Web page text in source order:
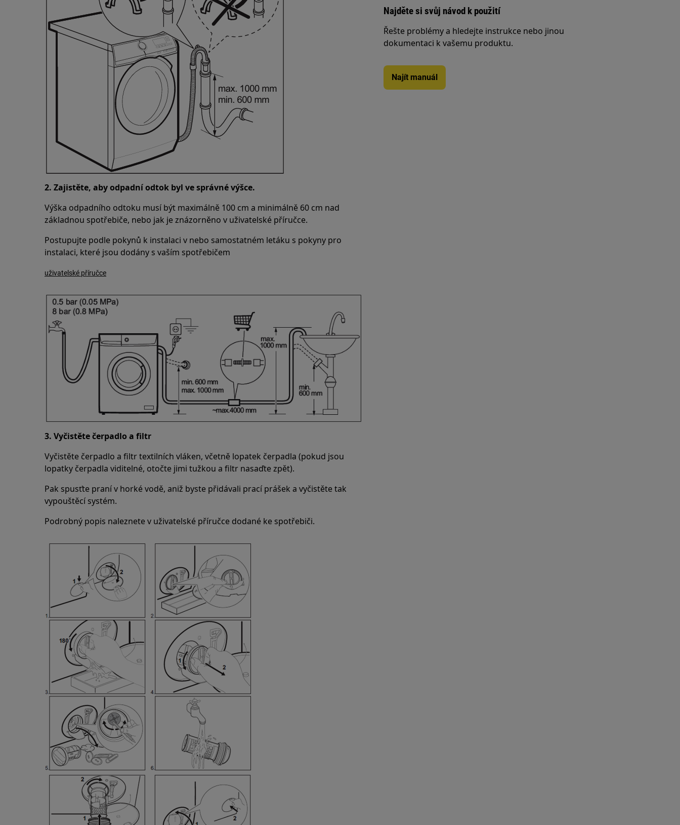
2. Zajistěte, aby odpadní odtok byl ve správné výšce.
Výška odpadního odtoku musí být maximálně 100 cm a minimálně 60 cm nad
základnou spotřebiče, nebo jak je znázorněno v uživatelské příručce.
Postupujte podle pokynů k instalaci v nebo samostatném letáku s pokyny pro
instalaci, které jsou dodány s vaším spotřebičem
uživatelské příručce
3. Vyčistěte čerpadlo a filtr
Vyčistěte čerpadlo a filtr textilních vláken, včetně lopatek čerpadla (pokud jsou
lopatky čerpadla viditelné, otočte jimi tužkou a filtr nasaďte zpět).
Pak spusťte praní v horké vodě, aniž byste přidávali prací prášek a vyčistěte tak
vypouštěcí systém.
Podrobný popis naleznete v uživatelské příručce dodané ke spotřebiči.
Najděte si svůj návod k použití
Řešte problémy a hledejte instrukce nebo jinou
dokumentaci k vašemu produktu.
Najít manuál